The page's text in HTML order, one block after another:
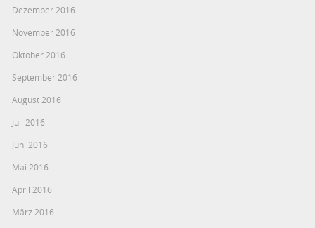
Dezember 2016
November 2016
Oktober 2016
September 2016
August 2016
Juli 2016
Juni 2016
Mai 2016
April 2016
März 2016